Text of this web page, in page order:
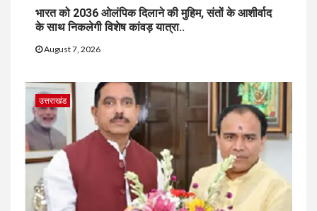
भारत को 2036 ओलंपिक दिलाने की मुहिम, संतों के आशीर्वाद
के साथ निकलेगी विशेष कांवड़ यात्रा..
August 7, 2026
उत्तराखंड